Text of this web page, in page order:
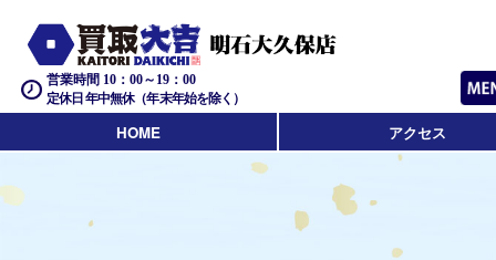
営業時間 10：00～19：00
定休日 年中無休（年末年始を除く）
HOME アクセス